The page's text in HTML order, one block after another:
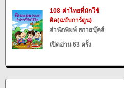
108 คำไทยที่มักใช้
ผิด(ฉบับการ์ตูน)
สำนักพิมพ์ สกายบุ๊คส์
เปิดอ่าน 63 ครั้ง